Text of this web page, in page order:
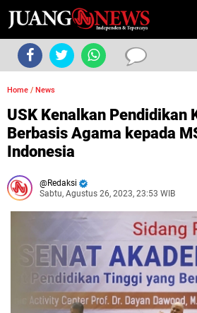
Home / News
USK Kenalkan Pendidikan
Berbasis Agama kepada
Indonesia
Redaksi
Sabtu, Agustus 26, 2023, 23:53 WIB